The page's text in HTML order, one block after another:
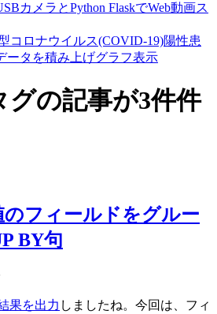
カメラとPython FlaskでWeb動画ス
コロナウイルス(COVID-19)陽性患
ータを積み上げグラフ表示
グの記事が3件件
フィールドをグルー
BY句
果を出力 しましたね。今回は、フィ